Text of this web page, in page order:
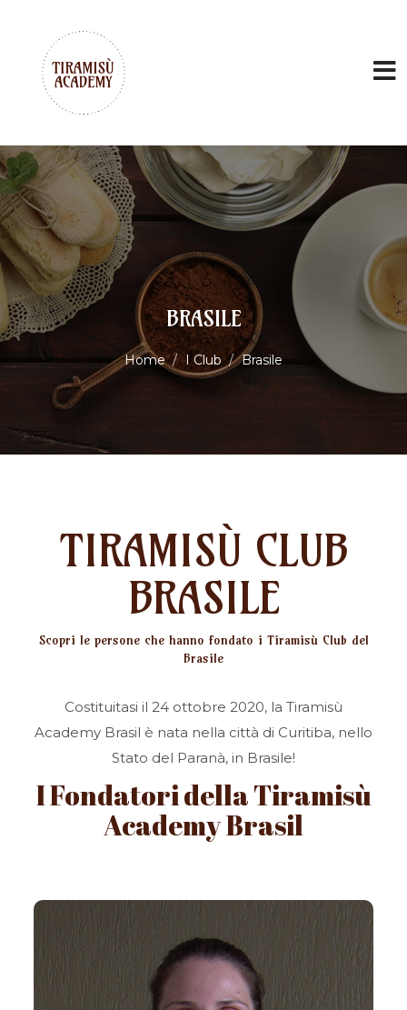
BRASILE
Home I Club Brasile
TIRAMISÙ CLUB
BRASILE
Scopri le persone che hanno fondato i Tiramisù Club del
Brasile
Costituitasi il 24 ottobre 2020, la Tiramisù
Academy Brasil è nata nella città di Curitiba, nello
Stato del Paranà, in Brasile!
I Fondatori della Tiramisù
Academy Brasil